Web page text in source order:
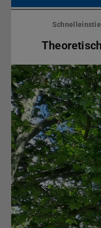
Menü
überspringen